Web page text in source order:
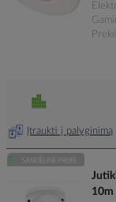
Įtraukti į palyginimą
10m